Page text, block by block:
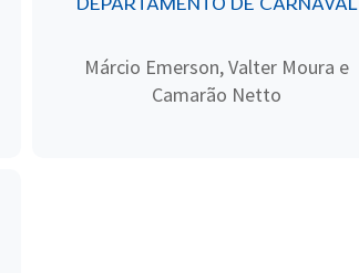
Márcio Emerson, Valter Moura e
Camarão Netto